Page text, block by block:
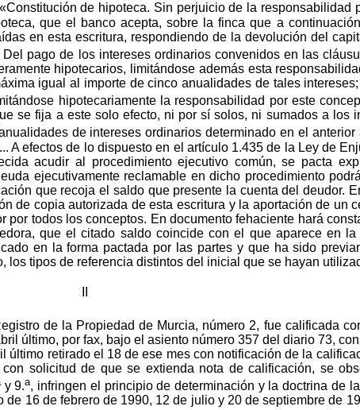
«Constitución de hipoteca. Sin perjuicio de la responsabilidad
que el banco acepta, sobre la finca que a
en esta escritura, respondiendo de la devolución del
pago de los intereses ordinarios convenidos en las
hipotecarios, limitándose además esta
igual al importe de cinco anualidades de tales
hipotecariamente la responsabilidad por este
se fija a este solo efecto, ni por sí solos, ni sumados a los
de intereses ordinarios determinado en el anterior
A efectos de lo dispuesto en el artículo 1.435 de la Ley de
acudir al procedimiento ejecutivo común, se pacta
ejecutivamente reclamable en dicho procedimiento
que recoja el saldo que presente la cuenta del deudor.
de copia autorizada de esta escritura y la aportación de un
todos los conceptos. En documento fehaciente hará
que el citado saldo coincide con el que aparece en la
en la forma pactada por las partes y que ha sido
los tipos de referencia distintos del inicial que se hayan
de la Propiedad de Murcia, número 2, fue calificada
último, por fax, bajo el asiento número 357 del diario 73,
retirado el 18 de ese mes con notificación de la
solicitud de que se extienda nota de calificación, se
y 9.a, infringen el principio de determinación y la doctrina de
16 de febrero de 1990, 12 de julio y 20 de septiembre de